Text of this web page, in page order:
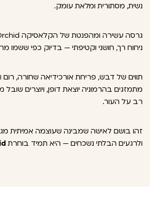
נשית, מסתורית ומלאת עומק.
ניחוח רך, חושני וקטיפתי — בדיוק כפי ששמו
תווים של דבש, פריחת אורכידיאה שחורה, רום
מתמזגים בהרמוניה יוצאת דופן, ויוצרים
רב על העור.
זהו בושם לאישה שמבינה שעוצמה אמיתית
ולרגעים הבלתי נשכחים — היא תמיד בוחרת